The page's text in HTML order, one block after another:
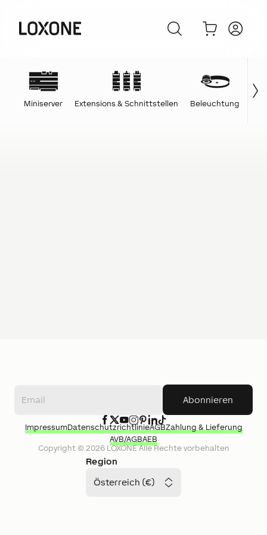
Miniserver Extensions & Schnittstellen Beleuchtung
Abonnieren
Region
Österreich (€)
Copyright © 2026LOXONEAlle Rechte vorbehalten
ImpressumDatenschutzrichtlinieAGBZahlung & Lieferung
AVB/AGBAEB